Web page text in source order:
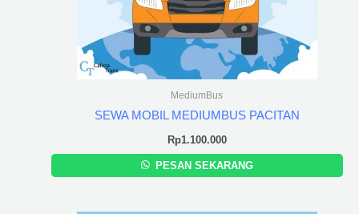
MediumBus
SEWA MOBIL MEDIUMBUS PACITAN
Rp1.100.000
PESAN SEKARANG